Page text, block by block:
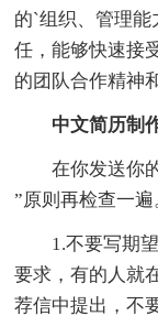
的`组织、管理
任，能够快速接
的团队合作精神
中文简历制
在你发送你
”原则再检查一遍
1.不要写期
要求，有的人就
荐信中提出，不